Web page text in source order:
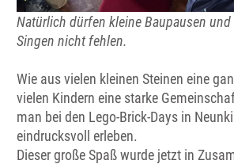
Natürlich dürfen kleine Baupausen
Singen nicht fehlen.
Wie aus vielen kleinen Steinen eine
vielen Kindern eine starke
man bei den Lego-Brick-Days in
eindrucksvoll erleben.
Dieser große Spaß wurde jetzt in